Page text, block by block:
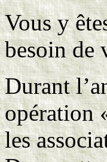
Vous y
besoin de
Durant
opération
les